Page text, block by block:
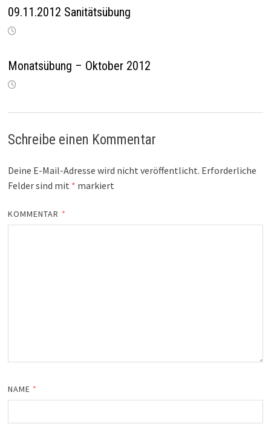
09.11.2012 Sanitätsübung
Monatsübung – Oktober 2012
Schreibe einen Kommentar
Deine E-Mail-Adresse wird nicht veröffentlicht. Erforderliche
Felder sind mit * markiert
KOMMENTAR *
NAME *